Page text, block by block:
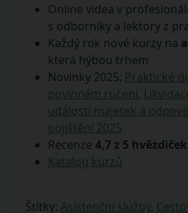
Online videa v
s odborníky a lektory z
Každý rok nové kurzy na
která hýbou trhem
Novinky 2025: Praktické
povinném ručení,
událostí majetek a
pojištění 2025
Recenze 4,7 z 5 hvězdiček
Katalog kurzů
Štítky: Asistenční služby,